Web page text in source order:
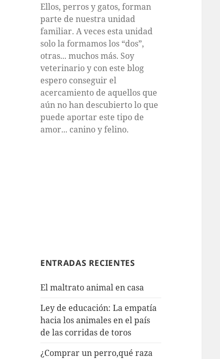
Ellos, perros y gatos, forman
parte de nuestra unidad
familiar. A veces esta unidad
solo la formamos los “dos”,
otras... muchos más. Soy
veterinario y con este blog
espero conseguir el
acercamiento de aquellos que
aún no han descubierto lo que
puede aportar este tipo de
amor... canino y felino.
ENTRADAS RECIENTES
El maltrato animal en casa
Ley de educación: La empatía
hacia los animales en el país
de las corridas de toros
¿Comprar un perro,qué raza